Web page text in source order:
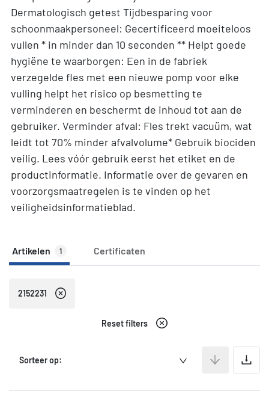
Dermatologisch getest Tijdbesparing voor
schoonmaakpersoneel: Gecertificeerd moeiteloos
vullen * in minder dan 10 seconden ** Helpt goede
hygiëne te waarborgen: Een in de fabriek
verzegelde fles met een nieuwe pomp voor elke
vulling helpt het risico op besmetting te
verminderen en beschermt de inhoud tot aan de
gebruiker. Verminder afval: Fles trekt vacuüm, wat
leidt tot 70% minder afvalvolume* Gebruik biociden
veilig. Lees vóór gebruik eerst het etiket en de
productinformatie. Informatie over de gevaren en
voorzorgsmaatregelen is te vinden op het
veiligheidsinformatieblad.
Artikelen 1 Certificaten
2152231
Reset filters
Sorteer op: